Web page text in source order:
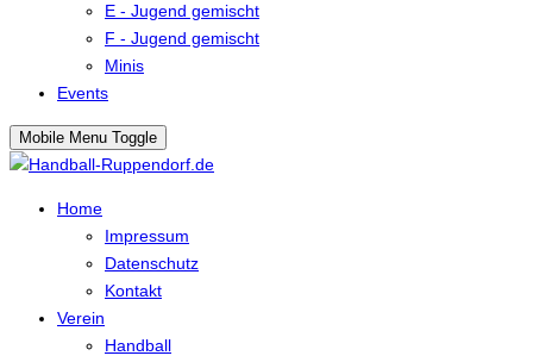
E - Jugend gemischt
F - Jugend gemischt
Minis
Events
Mobile Menu Toggle
Home
Impressum
Datenschutz
Kontakt
Verein
Handball